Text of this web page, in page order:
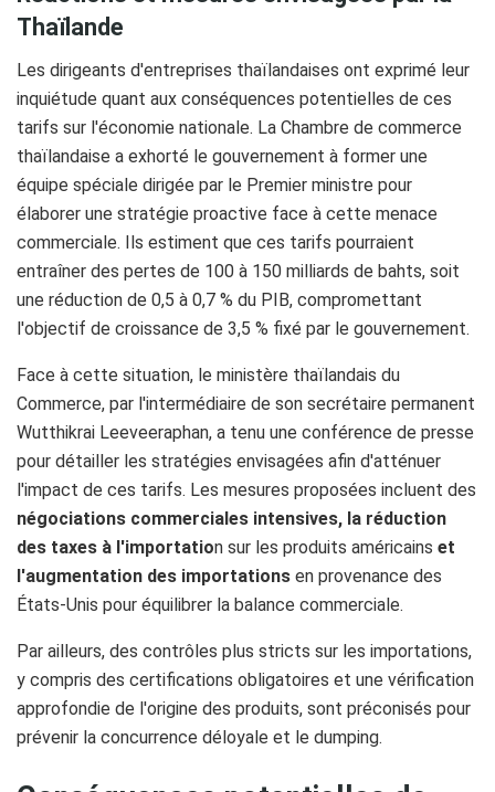
Thaïlande
Les dirigeants d'entreprises thaïlandaises ont exprimé leur
inquiétude quant aux conséquences potentielles de ces
tarifs sur l'économie nationale. La Chambre de commerce
thaïlandaise a exhorté le gouvernement à former une
équipe spéciale dirigée par le Premier ministre pour
élaborer une stratégie proactive face à cette menace
commerciale. Ils estiment que ces tarifs pourraient
entraîner des pertes de 100 à 150 milliards de bahts, soit
une réduction de 0,5 à 0,7 % du PIB, compromettant
l'objectif de croissance de 3,5 % fixé par le gouvernement. ​
Face à cette situation, le ministère thaïlandais du
Commerce, par l'intermédiaire de son secrétaire permanent
Wutthikrai Leeveeraphan, a tenu une conférence de presse
pour détailler les stratégies envisagées afin d'atténuer
l'impact de ces tarifs. Les mesures proposées incluent des
négociations commerciales intensives, la réduction
des taxes à l'importation sur les produits américains et
l'augmentation des importations en provenance des
États-Unis pour équilibrer la balance commerciale. ​
Par ailleurs, des contrôles plus stricts sur les importations,
y compris des certifications obligatoires et une vérification
approfondie de l'origine des produits, sont préconisés pour
prévenir la concurrence déloyale et le dumping. ​